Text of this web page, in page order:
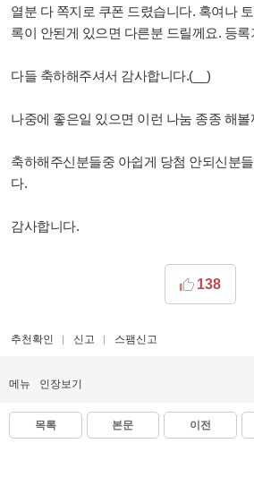
열분 다 쪽지로 쿠폰 드렸습니다. 혹여나
록이 안된게 있으면 다른분 드릴께요. 등
다들 축하해주셔서 감사합니다.(__)
나중에 좋은일 있으면 이런 나눔 종종 해볼
축하해주신분들중 아쉽게 당첨 안되신분
다.
감사합니다.
138
추천확인 신고 스팸신고
메뉴 인장보기
목록 본문 이전